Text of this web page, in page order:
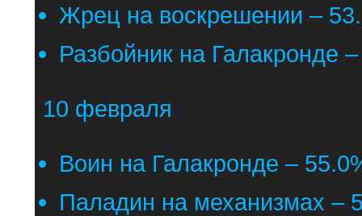
Жрец на воскрешении –
Разбойник на Галакронде
10 февраля
Воин на Галакронде –
Паладин на механизмах –